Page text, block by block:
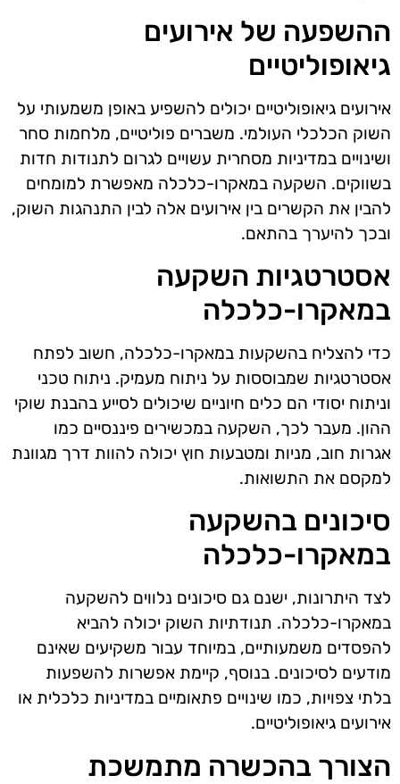
ההשפעה של אירועים
גיאופוליטיים
אירועים גיאופוליטיים יכולים להשפיע באופן משמעותי על
השוק הכלכלי העולמי. משברים פוליטיים, מלחמות סחר
ושינויים במדיניות מסחרית עשויים לגרום לתנודות חדות
בשווקים. השקעה במאקרו-כלכלה מאפשרת למומחים
להבין את הקשרים בין אירועים אלה לבין התנהגות השוק,
ובכך להיערך בהתאם.
אסטרטגיות השקעה
במאקרו-כלכלה
כדי להצליח בהשקעות במאקרו-כלכלה, חשוב לפתח
אסטרטגיות שמבוססות על ניתוח מעמיק. ניתוח טכני
וניתוח יסודי הם כלים חיוניים שיכולים לסייע בהבנת שוקי
ההון. מעבר לכך, השקעה במכשירים פיננסיים כמו
אגרות חוב, מניות ומטבעות חוץ יכולה להוות דרך מגוונת
למקסם את התשואות.
סיכונים בהשקעה
במאקרו-כלכלה
לצד היתרונות, ישנם גם סיכונים נלווים להשקעה
במאקרו-כלכלה. תנודתיות השוק יכולה להביא
להפסדים משמעותיים, במיוחד עבור משקיעים שאינם
מודעים לסיכונים. בנוסף, קיימת אפשרות להשפעות
בלתי צפויות, כמו שינויים פתאומיים במדיניות כלכלית או
אירועים גיאופוליטיים.
הצורך בהכשרה מתמשכת